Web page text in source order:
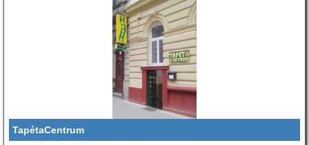
TapétaCentrum